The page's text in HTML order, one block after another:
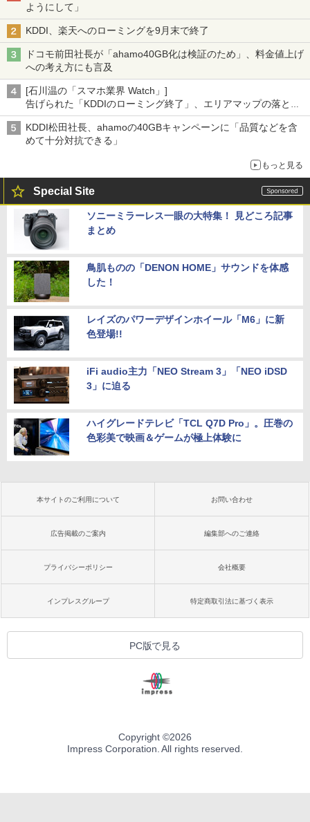
ようにして」
KDDI、楽天へのローミングを9月末で終了
ドコモ前田社長が「ahamo40GB化は検証のため」、料金値上げ
への考え方にも言及
[石川温の「スマホ業界 Watch」]
告げられた「KDDIのローミング終了」、エリアマップの落とし
穴と楽天モバイルの課題
KDDI松田社長、ahamoの40GBキャンペーンに「品質などを含
めて十分対抗できる」
もっと見る
Special Site
ソニーミラーレス一眼の大特集！ 見どころ記事
まとめ
鳥肌ものの「DENON HOME」サウンドを体感
した！
レイズのパワーデザインホイール「M6」に新
色登場!!
iFi audio主力「NEO Stream 3」「NEO iDSD
3」に迫る
ハイグレードテレビ「TCL Q7D Pro」。圧巻の
色彩美で映画＆ゲームが極上体験に
本サイトのご利用について お問い合わせ
広告掲載のご案内 編集部へのご連絡
プライバシーポリシー 会社概要
インプレスグループ 特定商取引法に基づく表示
PC版で見る
Copyright ©2026
Impress Corporation. All rights reserved.